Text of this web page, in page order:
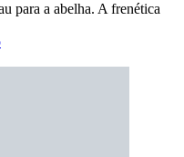
para a abelha. A frenética